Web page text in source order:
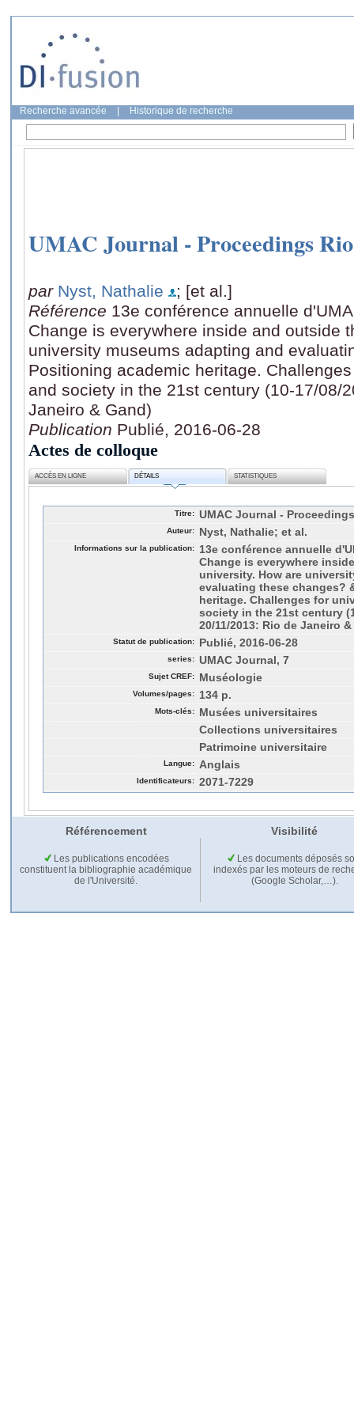
Recherche avancée Historique de recherche
UMAC Journal - Proceedings
par Nyst, Nathalie
; [et al.]
Référence 13e conférence annuelle
Change is everywhere inside and outside
university museums adapting and
Positioning academic heritage.
and society in the 21st century (10-17/08/
Janeiro & Gand)
Publication Publié, 2016-06-28
Actes de colloque
ACCÈS EN LIGNE DÉTAILS STATISTIQUES
Titre: UMAC Journal -
Auteur: Nyst, Nathalie; et al.
Informations sur la publication:
13e conférence annuelle
Change is everywhere
university. How are
evaluating these changes?
heritage. Challenges for
society in the 21st century
20/11/2013: Rio de Janeiro
Statut de publication: Publié, 2016-06-28
series: UMAC Journal, 7
Sujet CREF: Muséologie
Volumes/pages: 134 p.
Mots-clés:
Musées universitaires
Collections universitaires
Patrimoine universitaire
Langue: Anglais
Identificateurs: 2071-7229
Référencement Visibilité
Les publications encodées
constituent la bibliographie académique
de l'Université.
Les documents déposés
indexés par les moteurs de
(Google Scholar,…).